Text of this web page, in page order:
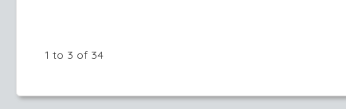
1 to 3 of 34